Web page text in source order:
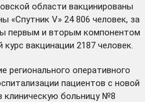
области вакцинированы
«Спутник V» 24 806 человек, за
первым и вторым компонентом
вакцинации 2187 человек.
регионального оперативного
пациентов с новой
клиническую больницу №8